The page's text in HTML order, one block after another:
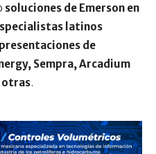
soluciones de Emerson en
latinos
presentaciones de
Sempra, Arcadium
otras.